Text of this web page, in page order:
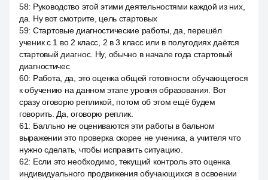
58: Руководство этой этими деятельностями каждой из них,
да. Ну вот смотрите, цель стартовых
59: Стартовые диагностические работы, да, перешёл
ученик с 1 во 2 класс, 2 в 3 класс или в полугодиях даётся
стартовый диагнос. Ну, обычно в начале года стартовый
диагностичес
60: Работа, да, это оценка общей готовности обучающегося
к обучению на данном этапе уровня образования. Вот
сразу оговорю репликой, потом об этом ещё будем
говорить. Да, оговорю реплик.
61: Балльно не оцениваются эти работы в бальном
выражении это проверка скорее не ученика, а учителя что
нужно сделать, чтобы исправить ситуацию.
62: Если это необходимо, текущий контроль это оценка
индивидуального продвижения обучающихся в освоении